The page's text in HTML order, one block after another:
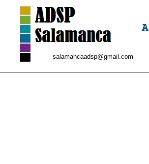
salamancaadsp@gmail.com